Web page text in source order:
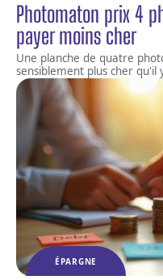
Photomaton prix 4
payer moins cher
Une planche de quatre
sensiblement plus cher qu'il
ÉPARGNE